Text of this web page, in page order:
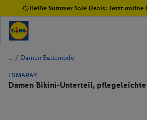
Heiße Summer Sale Deals: Jetzt online
/ Damen Bademode
ESMARA®
Damen Bikini-Unterteil,